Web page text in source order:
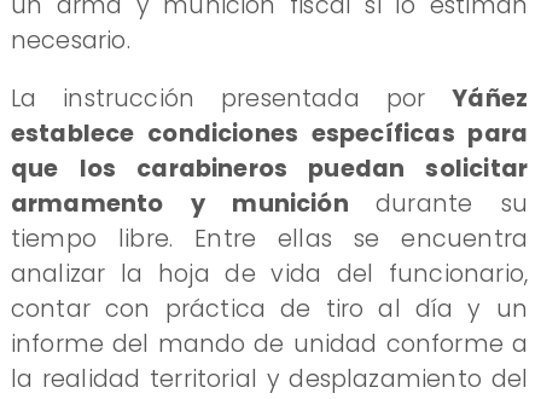
necesario.
La instrucción presentada porYáñez
establece condiciones específicas para
que los carabineros puedan solicitar
armamento y municióndurante su
tiempo libre. Entre ellas se encuentra
analizar la hoja de vida del funcionario,
contar con práctica de tiro al día y un
informe del mando de unidad conforme a
la realidad territorial y desplazamiento del